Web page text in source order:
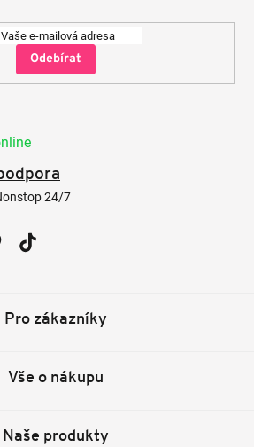
se
24/7
Pro zákazníky
Vše o nákupu
Naše produkty